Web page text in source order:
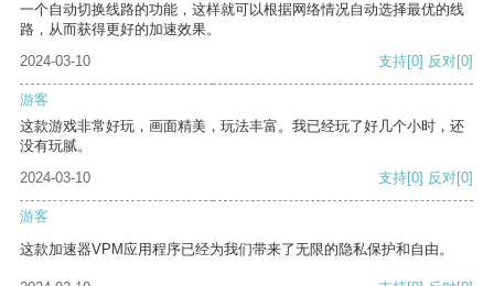
一个自动切换线路的功能，这样就可以根据网络情况自动选择最优的线
路，从而获得更好的加速效果。
2024-03-10
支持[0] 反对[0]
游客
这款游戏非常好玩，画面精美，玩法丰富。我已经玩了好几个小时，还
没有玩腻。
2024-03-10
支持[0] 反对[0]
游客
这款加速器VPM应用程序已经为我们带来了无限的隐私保护和自由。